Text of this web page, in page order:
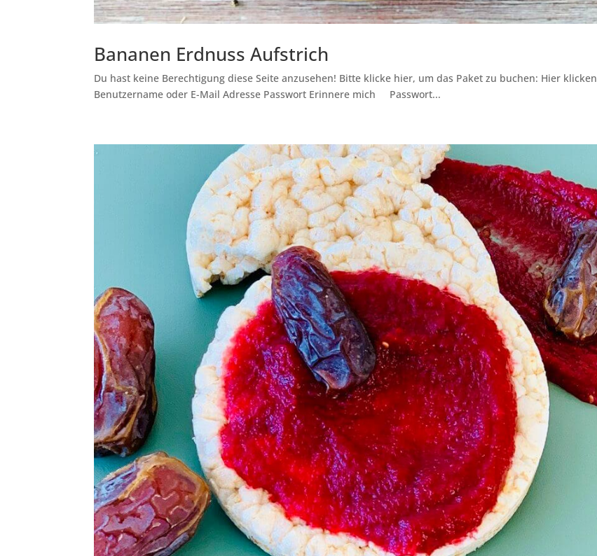
Bananen Erdnuss Aufstrich
Du hast keine Berechtigung diese Seite anzusehen! Bitte klicke hier, um das Paket zu buchen: Hier klicken
Benutzername oder E-Mail Adresse Passwort Erinnere mich Passwort...